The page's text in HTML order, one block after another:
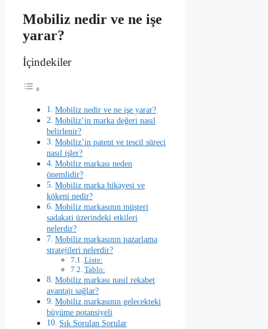
Mobiliz nedir ve ne işe
yarar?
İçindekiler
Mobiliz nedir ve ne işe yarar?
Mobiliz’in marka değeri nasıl
belirlenir?
Mobiliz’in patent ve tescil süreci
nasıl işler?
Mobiliz markası neden
önemlidir?
Mobiliz marka hikayesi ve
kökeni nedir?
Mobiliz markasının müşteri
sadakati üzerindeki etkileri
nelerdir?
Mobiliz markasının pazarlama
stratejileri nelerdir?
Liste:
Tablo:
Mobiliz markası nasıl rekabet
avantajı sağlar?
Mobiliz markasının gelecekteki
büyüme potansiyeli
Sık Sorulan Sorular